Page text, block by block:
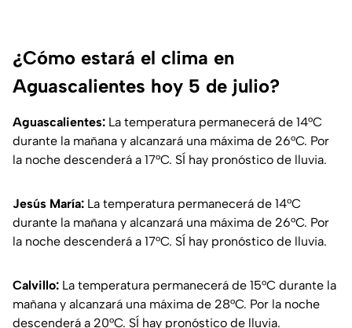
¿Cómo estará el clima en
Aguascalientes hoy 5 de julio?
Aguascalientes: La temperatura permanecerá de 14°C
durante la mañana y alcanzará una máxima de 26°C. Por
la noche descenderá a 17°C. SÍ hay pronóstico de lluvia.
Jesús María: La temperatura permanecerá de 14°C
durante la mañana y alcanzará una máxima de 26°C. Por
la noche descenderá a 17°C. SÍ hay pronóstico de lluvia.
Calvillo: La temperatura permanecerá de 15°C durante la
mañana y alcanzará una máxima de 28°C. Por la noche
descenderá a 20°C. SÍ hay pronóstico de lluvia.